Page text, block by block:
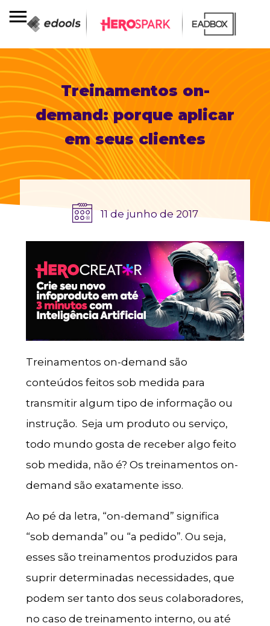
Treinamentos on-
demand: porque aplicar
em seus clientes
11 de junho de 2017
Treinamentos on-demand são
conteúdos feitos sob medida para
transmitir algum tipo de informação ou
instrução. Seja um produto ou serviço,
todo mundo gosta de receber algo feito
sob medida, não é? Os treinamentos on-
demand são exatamente isso.
Ao pé da letra, “on-demand” significa
“sob demanda” ou “a pedido”. Ou seja,
esses são treinamentos produzidos para
suprir determinadas necessidades, que
podem ser tanto dos seus colaboradores,
no caso de treinamento interno, ou até